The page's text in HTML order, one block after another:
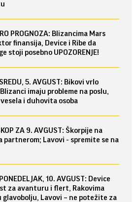
PROGNOZA: Blizancima Mars
finansija, Device i Ribe da
stoji posebno UPOZORENJE!
5. AVGUST: Bikovi vrlo
imaju probleme na poslu,
i duhovita osoba
ZA 9. AVGUST: Škorpije na
partnerom; Lavovi - spremite se na
10. AVGUST: Device
za avanturu i flert, Rakovima
Lavovi – ne potežite za